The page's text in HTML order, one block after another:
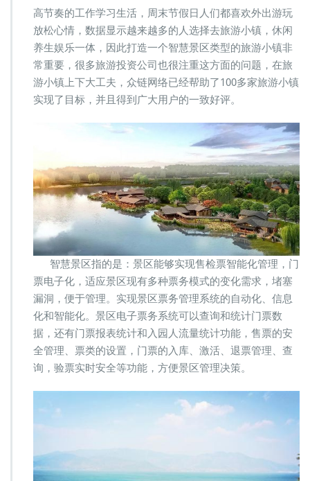
区
打
造
旅
游
特
色
小
镇
高节奏的工作学习生活，周末节假日人们都喜欢外出游玩
放松心情，数据显示越来越多的人选择去旅游小镇，休闲
养生娱乐一体，因此打造一个智慧景区类型的旅游小镇非
常重要，很多旅游投资公司也很注重这方面的问题，在旅
游小镇上下大工夫，众链网络已经帮助了100多家旅游小镇
实现了目标，并且得到广大用户的一致好评。
智慧景区指的是：景区能够实现售检票智能化管理，门
票电子化，适应景区现有多种票务模式的变化需求，堵塞
漏洞，便于管理。实现景区票务管理系统的自动化、信息
化和智能化。景区电子票务系统可以查询和统计门票数
据，还有门票报表统计和入园人流量统计功能，售票的安
全管理、票类的设置，门票的入库、激活、退票管理、查
询，验票实时安全等功能，方便景区管理决策。